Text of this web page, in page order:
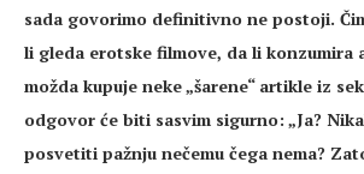
sada govorimo definitivno ne postoji.
li gleda erotske filmove, da li konzumira
možda kupuje neke „šarene“ artikle iz
odgovor će biti sasvim sigurno: „Ja?
posvetiti pažnju nečemu čega nema?